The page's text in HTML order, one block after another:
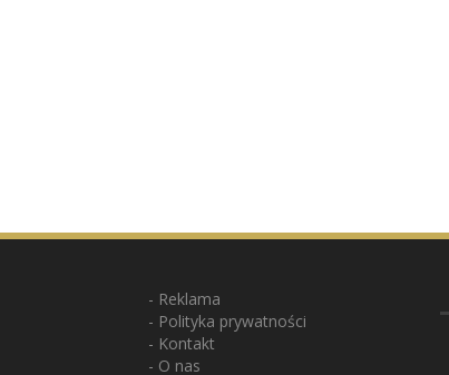
Reklama
Polityka prywatności
Kontakt
O nas